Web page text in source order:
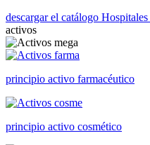
descargar el catálogo Hospitales
activos
principio activo farmacéutico
principio activo cosmético